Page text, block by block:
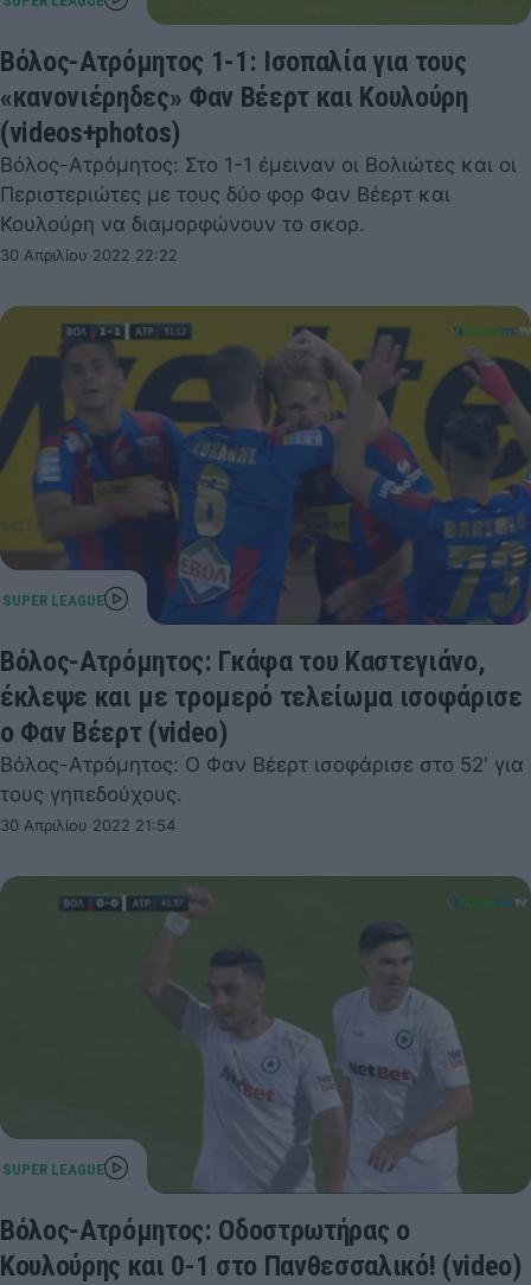
Βόλος-Ατρόμητος 1-1: Ισοπαλία για τους
«κανονιέρηδες» Φαν Βέερτ και Κουλούρη
(videos+photos)
Βόλος-Ατρόμητος: Στο 1-1 έμειναν οι Βολιώτες και οι
Περιστεριώτες με τους δύο φορ Φαν Βέερτ και
Κουλούρη να διαμορφώνουν το σκορ.
30 Απριλίου 2022 22:22
Βόλος-Ατρόμητος: Γκάφα του Καστεγιάνο,
έκλεψε και με τρομερό τελείωμα ισοφάρισε
ο Φαν Βέερτ (video)
Βόλος-Ατρόμητος: Ο Φαν Βέερτ ισοφάρισε στο 52' για
τους γηπεδούχους.
30 Απριλίου 2022 21:54
Βόλος-Ατρόμητος: Οδοστρωτήρας ο
Κουλούρης και 0-1 στο Πανθεσσαλικό! (video)